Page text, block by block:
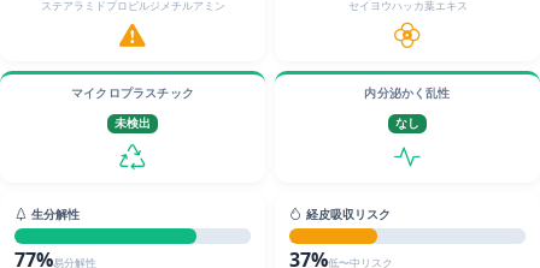
ステアラミドプロピルジメチルアミン セイヨウハッカ葉エキス
マイクロプラスチック
未検出
内分泌かく乱性
なし
生分解性
77%易分解性
経皮吸収リスク
37%低〜中リスク